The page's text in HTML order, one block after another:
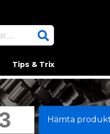
Tips & Trix
Hämta